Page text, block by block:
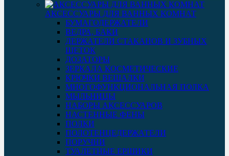
АКСЕССУАРЫ ДЛЯ ВАННЫХ КОМНАТ
БУМАГОДЕРЖАТЕЛИ
ВЕДРА, БАКИ
ДЕРЖАТЕЛИ СТАКАНОВ И ЗУБНЫХ
ЩЕТОК
ДОЗАТОРЫ
ЗЕРКАЛА КОСМЕТИЧЕСКИЕ
КРЮЧКИ ВЕШАЛКИ
МНОГОФУНКЦИОНАЛЬНАЯ ПОЛКА
МЫЛЬНИЦЫ
НАБОРЫ АКСЕССУАРОВ
НАСТЕННЫЕ ФЕНЫ
ПОЛКИ
ПОЛОТЕНЦЕДЕРЖАТЕЛИ
ПОРУЧНИ
ТУАЛЕТНЫЕ ЕРШИКИ